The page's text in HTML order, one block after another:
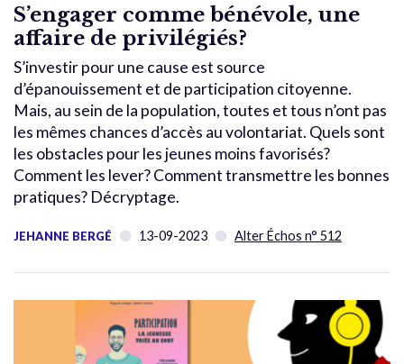
S’engager comme bénévole, une
affaire de privilégiés?
S’investir pour une cause est source
d’épanouissement et de participation citoyenne.
Mais, au sein de la population, toutes et tous n’ont pas
les mêmes chances d’accès au volontariat. Quels sont
les obstacles pour les jeunes moins favorisés?
Comment les lever? Comment transmettre les bonnes
pratiques? Décryptage.
JEHANNE BERGÉ 13-09-2023 Alter Échos n° 512